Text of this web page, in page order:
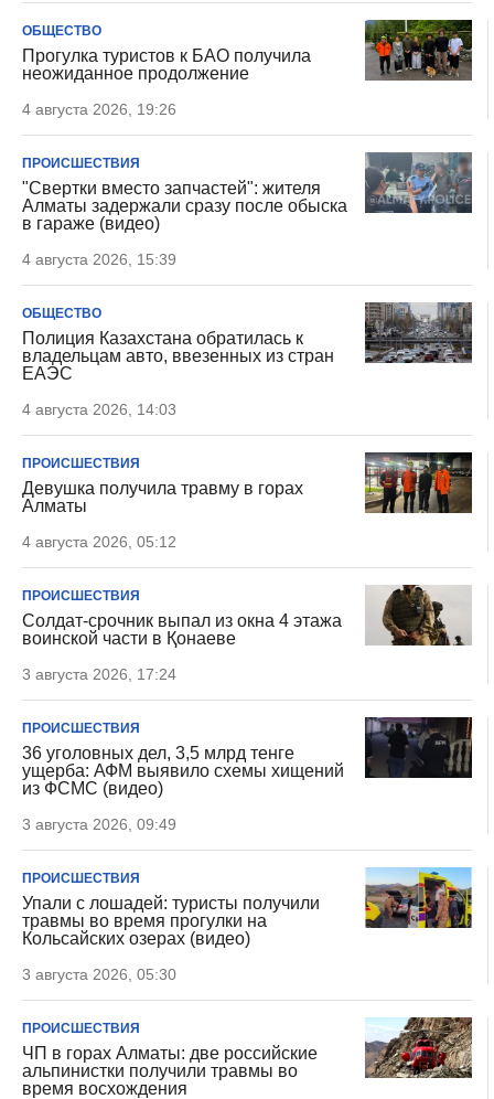
ОБЩЕСТВО
Прогулка туристов к БАО получила
неожиданное продолжение
4 августа 2026, 19:26
ПРОИСШЕСТВИЯ
"Свертки вместо запчастей": жителя
Алматы задержали сразу после обыска
в гараже (видео)
4 августа 2026, 15:39
ОБЩЕСТВО
Полиция Казахстана обратилась к
владельцам авто, ввезенных из стран
ЕАЭС
4 августа 2026, 14:03
ПРОИСШЕСТВИЯ
Девушка получила травму в горах
Алматы
4 августа 2026, 05:12
ПРОИСШЕСТВИЯ
Солдат-срочник выпал из окна 4 этажа
воинской части в Қонаеве
3 августа 2026, 17:24
ПРОИСШЕСТВИЯ
36 уголовных дел, 3,5 млрд тенге
ущерба: АФМ выявило схемы хищений
из ФСМС (видео)
3 августа 2026, 09:49
ПРОИСШЕСТВИЯ
Упали с лошадей: туристы получили
травмы во время прогулки на
Кольсайских озерах (видео)
3 августа 2026, 05:30
ПРОИСШЕСТВИЯ
ЧП в горах Алматы: две российские
альпинистки получили травмы во
время восхождения